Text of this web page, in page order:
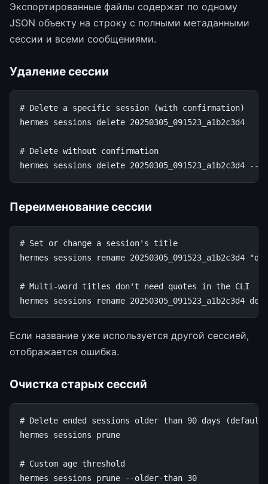
Экспортированные файлы содержат по одному
JSON объекту на строку с полными метаданными
сессии и всеми сообщениями.
Удаление сессии
# Delete a specific session (with confirmation)
hermes
sessions delete 20250305_091523_a1b2c3d4
# Delete without confirmation
hermes
sessions delete 20250305_091523_a1b2c3d4
Переименование сессии
# Set or change a session's title
hermes
sessions rename 20250305_091523_a1b2c3d4
# Multi-word titles don't need quotes in the CLI
hermes
sessions rename 20250305_091523_a1b2c3d4
Если название уже используется другой сессией,
отображается ошибка.
Очистка старых сессий
# Delete ended sessions older than 90 days (default)
hermes
sessions prune
# Custom age threshold
hermes
sessions prune --older-than 30